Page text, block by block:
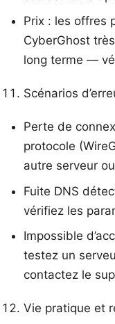
Prix : les offres
CyberGhost
long terme —
Scénarios
Perte de
protocole
autre serveur
Fuite DNS
vérifiez les
Impossible
testez un
contactez le
Vie pratique et